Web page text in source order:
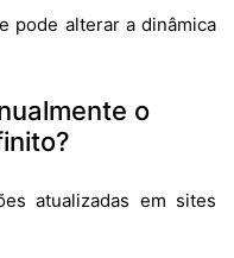
pode alterar a dinâmica
o
atualizadas em sites